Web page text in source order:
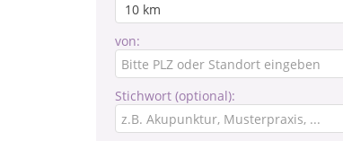
von:
Stichwort (optional):